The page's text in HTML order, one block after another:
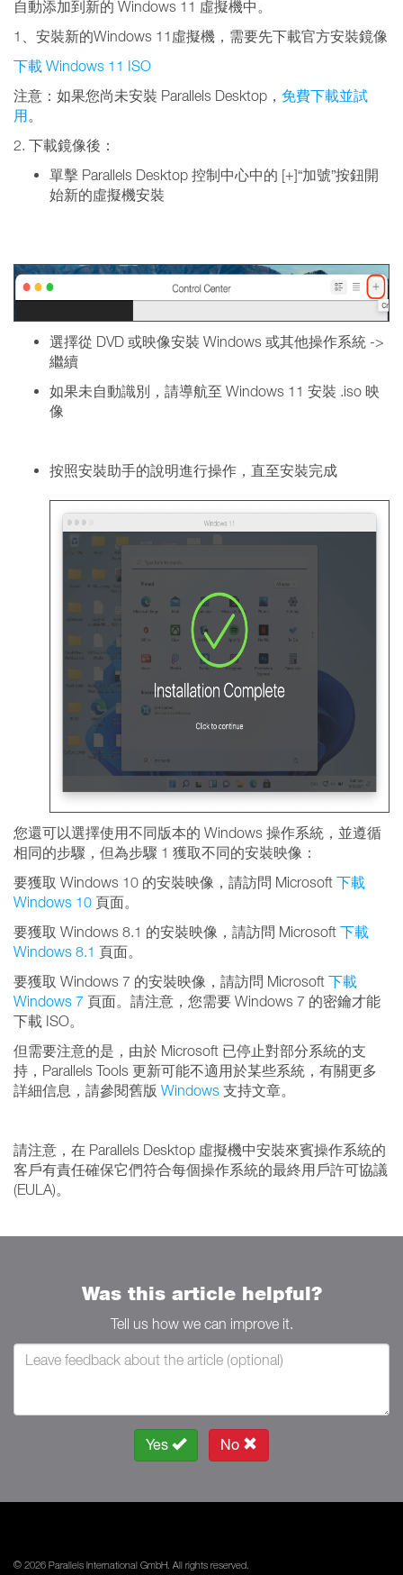
自動添加到新的 Windows 11 虛擬機中。
1、安裝新的Windows 11虛擬機，需要先下載官方安裝鏡像
下載 Windows 11 ISO
注意：如果您尚未安裝 Parallels Desktop， 免費下載並試
用。
2. 下載鏡像後：
單擊 Parallels Desktop 控制中心中的 [+]“加號”按鈕開
始新的虛擬機安裝
選擇從 DVD 或映像安裝 Windows 或其他操作系統 ->
繼續
如果未自動識別，請導航至 Windows 11 安裝 .iso 映
像
按照安裝助手的說明進行操作，直至安裝完成
您還可以選擇使用不同版本的 Windows 操作系統，並遵循
相同的步驟，但為步驟 1 獲取不同的安裝映像：
要獲取 Windows 10 的安裝映像，請訪問 Microsoft 下載
Windows 10 頁面。
要獲取 Windows 8.1 的安裝映像，請訪問 Microsoft 下載
Windows 8.1 頁面。
要獲取 Windows 7 的安裝映像，請訪問 Microsoft 下載
Windows 7 頁面。請注意，您需要 Windows 7 的密鑰才能
下載 ISO。
但需要注意的是，由於 Microsoft 已停止對部分系統的支
持，Parallels Tools 更新可能不適用於某些系統，有關更多
詳細信息，請參閱舊版 Windows 支持文章。
請注意，在 Parallels Desktop 虛擬機中安裝來賓操作系統的
客戶有責任確保它們符合每個操作系統的最終用戶許可協議
(EULA)。
Was this article helpful?
Tell us how we can improve it.
Yes No
© 2026 Parallels International GmbH. All rights reserved.